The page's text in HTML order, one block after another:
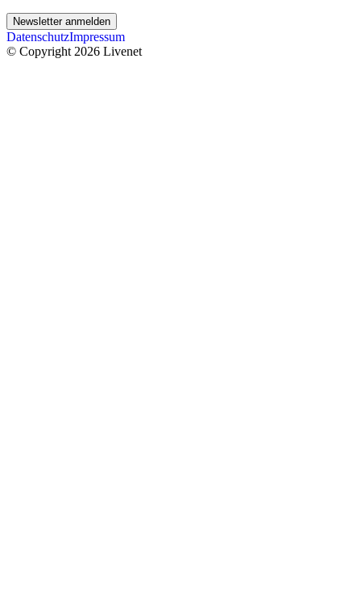
Newsletter anmelden
DatenschutzImpressum
© Copyright 2026 Livenet